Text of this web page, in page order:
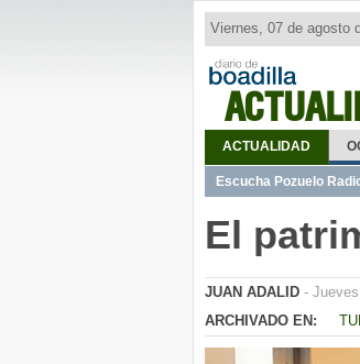
Viernes, 07 de agosto
ACTUALIDAD
Escucha Pozuelo
El
JUAN ADALID -
ARCHIVADO EN: